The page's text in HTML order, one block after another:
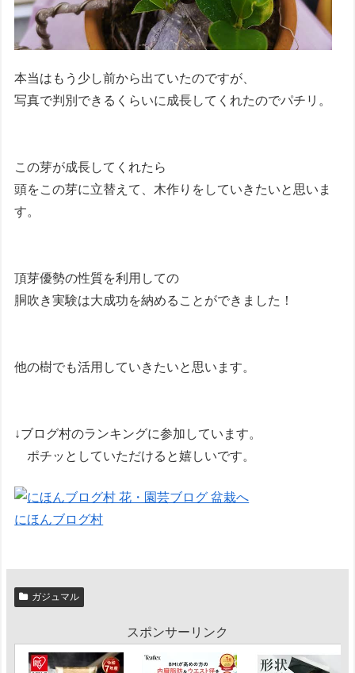
本当はもう少し前から出ていたのですが、
写真で判別できるくらいに成長してくれたのでパチリ。
この芽が成長してくれたら
頭をこの芽に立替えて、木作りをしていきたいと思いま
す。
頂芽優勢の性質を利用しての
胴吹き実験は大成功を納めることができました！
他の樹でも活用していきたいと思います。
↓ブログ村のランキングに参加しています。
ポチッとしていただけると嬉しいです。
にほんブログ村
ガジュマル
スポンサーリンク